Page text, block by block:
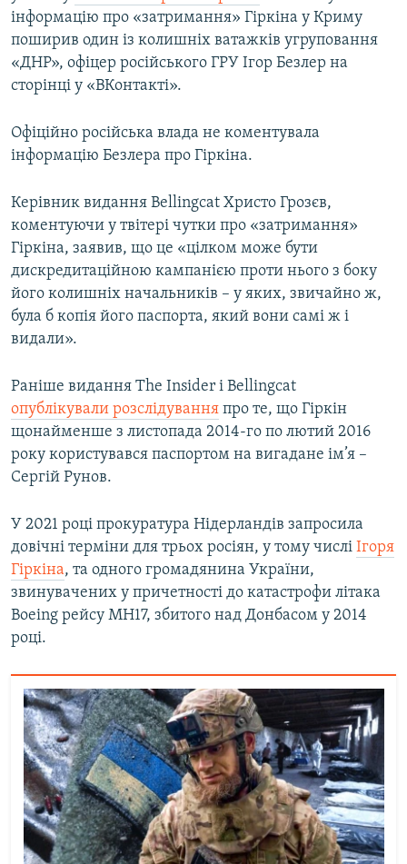
інформацію про «затримання» Гіркіна у Криму
поширив один із колишніх ватажків угруповання
«ДНР», офіцер російського ГРУ Ігор Безлер на
сторінці у «ВКонтакті».
Офіційно російська влада не коментувала
інформацію Безлера про Гіркіна.
Керівник видання Bellingcat Христо Грозєв,
коментуючи у твітері чутки про «затримання»
Гіркіна, заявив, що це «цілком може бути
дискредитаційною кампанією проти нього з боку
його колишніх начальників – у яких, звичайно ж,
була б копія його паспорта, який вони самі ж і
видали».
Раніше видання The Insider і Bellingcat
опублікували розслідування про те, що Гіркін
щонайменше з листопада 2014-го по лютий 2016
року користувався паспортом на вигадане ім’я –
Сергій Рунов.
У 2021 році прокуратура Нідерландів запросила
довічні терміни для трьох росіян, у тому числі Ігоря
Гіркіна, та одного громадянина України,
звинувачених у причетності до катастрофи літака
Boeing рейсу MH17, збитого над Донбасом у 2014
році.